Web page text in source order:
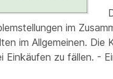
im
im Allgemeinen.
Einkäufen zu fällen. -